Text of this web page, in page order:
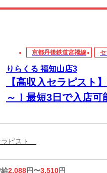
京都丹後鉄道宮福線 セ
りらくる 福知山店3
【高収入セラピスト
～！最短3日で入店
ラピスト
給2,088円〜3,510円